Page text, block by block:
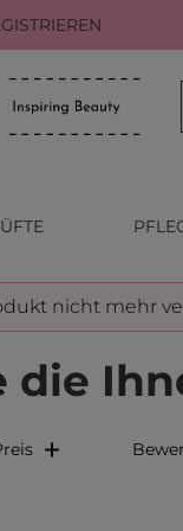
springen
nicht mehr
die